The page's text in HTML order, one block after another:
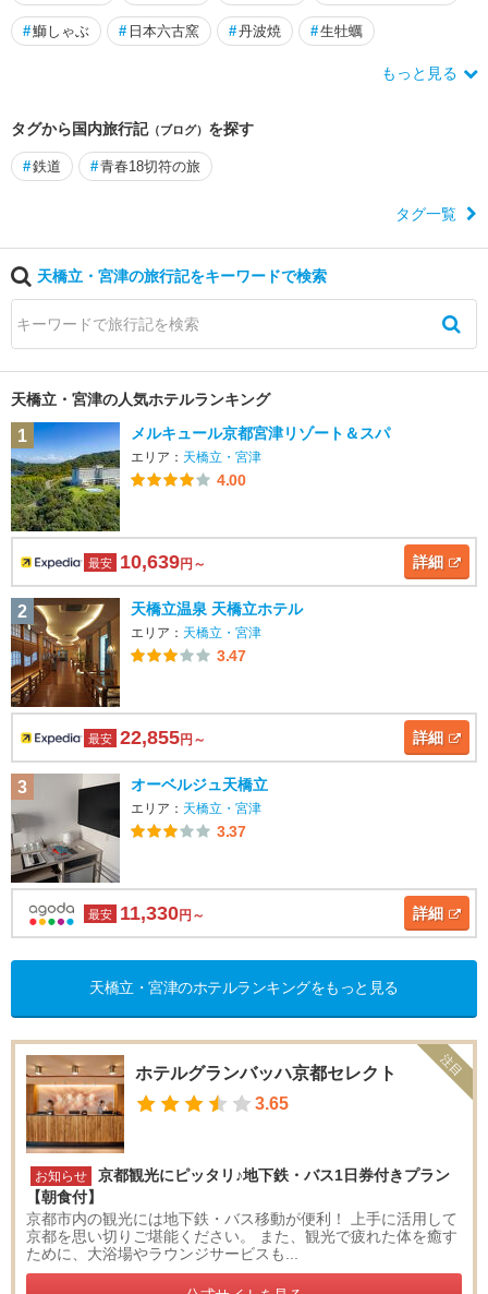
#鰤しゃぶ # 日本六古窯 #丹波焼 #生牡蠣
もっと見る
タグから国内旅行記（ブログ） を探す
#鉄道 #青春18切符の旅
タグ一覧
天橋立・宮津の旅行記をキーワードで検索
天橋立・宮津の人気ホテルランキング
1 メルキュール京都宮津リゾート＆スパ
エリア： 天橋立・宮津
4.00
最安 10,639円～ 詳細
2 天橋立温泉 天橋立ホテル
エリア： 天橋立・宮津
3.47
最安 22,855円～ 詳細
3 オーベルジュ天橋立
エリア： 天橋立・宮津
3.37
最安 11,330円～ 詳細
天橋立・宮津のホテルランキングをもっと見る
ホテルグランバッハ京都セレクト
3.65
お知らせ
京都観光にピッタリ♪地下鉄・バス1日券付きプラン
【朝食付】
京都市内の観光には地下鉄・バス移動が便利！ 上手に活用して
京都を思い切りご堪能ください。 また、観光で疲れた体を癒す
ために、大浴場やラウンジサービスも...
注目